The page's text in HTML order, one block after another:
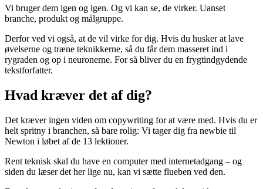
Vi bruger dem igen og igen. Og vi kan se, de virker. Uanset
branche, produkt og målgruppe.
Derfor ved vi også, at de vil virke for dig. Hvis du husker at lave
øvelserne og træne teknikkerne, så du får dem masseret ind i
rygraden og op i neuronerne. For så bliver du en frygtindgydende
tekstforfatter.
Hvad kræver det af dig?
Det kræver ingen viden om copywriting for at være med. Hvis du er
helt spritny i branchen, så bare rolig: Vi tager dig fra newbie til
Newton i løbet af de 13 lektioner.
Rent teknisk skal du have en computer med internetadgang – og
siden du læser det her lige nu, kan vi sætte flueben ved den.